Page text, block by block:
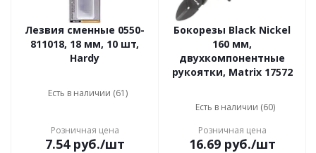
Лезвия сменные 0550-
811018, 18 мм, 10 шт,
Hardy
Есть в наличии (61)
Розничная цена
7.54руб./шт
Бокорезы Black Nickel
160 мм,
двухкомпонентные
рукоятки, Matrix 17572
Есть в наличии (60)
Розничная цена
16.69руб./шт